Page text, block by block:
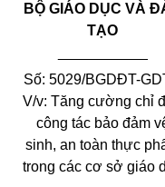
BỘ GIÁO DỤC VÀ
TẠO
Số: 5029/BGDĐT-
V/v: Tăng cường chỉ
công tác bảo đảm
sinh, an toàn thực
trong các cơ sở giáo